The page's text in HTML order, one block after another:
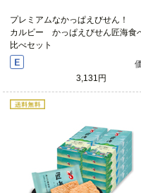
プレミアムなかっぱえびせん！
カルビー かっぱえびせん匠海食
比べセット
3,131円